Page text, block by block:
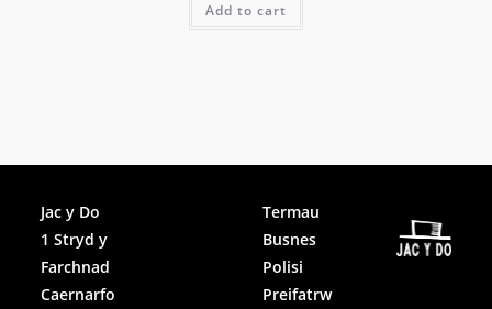
Add to cart
Jac y Do
1 Stryd y
Farchnad
Caernarfo
Termau
Busnes
Polisi
Preifatrw